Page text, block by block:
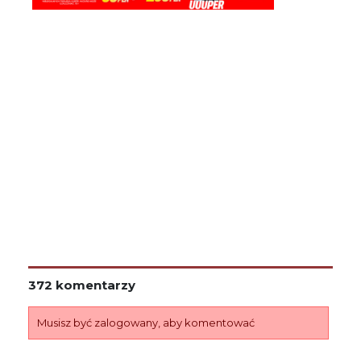
372 komentarzy
Musisz być zalogowany, aby komentować